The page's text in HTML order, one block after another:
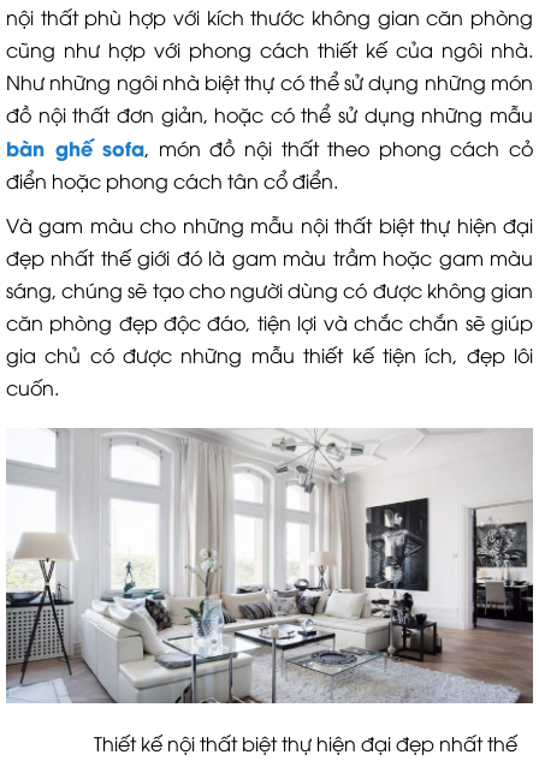
nội thất phù hợp với kích thước không gian căn phòng
cũng như hợp với phong cách thiết kế của ngôi nhà.
Như những ngôi nhà biệt thự có thể sử dụng những món
đồ nội thất đơn giản, hoặc có thể sử dụng những mẫu
bàn ghế sofa, món đồ nội thất theo phong cách cỏ
điển hoặc phong cách tân cổ điển.
Và gam màu cho những mẫu nội thất biệt thự hiện đại
đẹp nhất thế giới đó là gam màu trầm hoặc gam màu
sáng, chúng sẽ tạo cho người dùng có được không gian
căn phòng đẹp độc đáo, tiện lợi và chắc chắn sẽ giúp
gia chủ có được những mẫu thiết kế tiện ích, đẹp lôi
cuốn.
Thiết kế nội thất biệt thự hiện đại đẹp nhất thế